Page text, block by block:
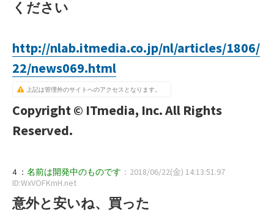
ください
http://nlab.itmedia.co.jp/nl/articles/1806/
22/news069.html
上記は管理外のサイトへのアクセスとなります。
Copyright © ITmedia, Inc. All Rights
Reserved.
4 ： 名前は開発中のものです ：2018/06/22(金) 14:13:51.97
ID:WxVOFKmH.net
意外と安いね、買った